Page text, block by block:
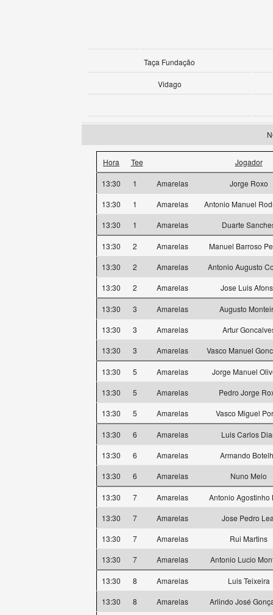
Taça Fundação
Vidago
Hora Tee Jogador
13:30 1 Amarelas
Jorge Roxo
13:30
1 Amarelas
Antonio Manuel
13:30
1 Amarelas Duarte
13:30 2 Amarelas
Manuel Barroso
13:30
2 Amarelas
Antonio Augusto
13:30
2 Amarelas Jose Luis
13:30 3 Amarelas
Augusto
13:30
3 Amarelas
Artur
13:30
3 Amarelas Vasco Manuel
13:30 5 Amarelas
Jorge Manuel
13:30
5 Amarelas
Pedro Jorge
13:30
5 Amarelas Vasco Miguel
13:30 6 Amarelas
Luis Carlos
13:30
6 Amarelas
Armando
13:30
6 Amarelas Nuno Melo
13:30 7 Amarelas
Antonio Agostinho
13:30
7 Amarelas
Jose Pedro
13:30
7 Amarelas
Rui Martins
13:30
7 Amarelas Antonio Lucio
13:30 8 Amarelas
Luis Teixeira
13:30
8 Amarelas
Arlindo José